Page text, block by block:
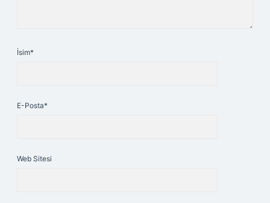
İsim*
E-Posta*
Web Sitesi